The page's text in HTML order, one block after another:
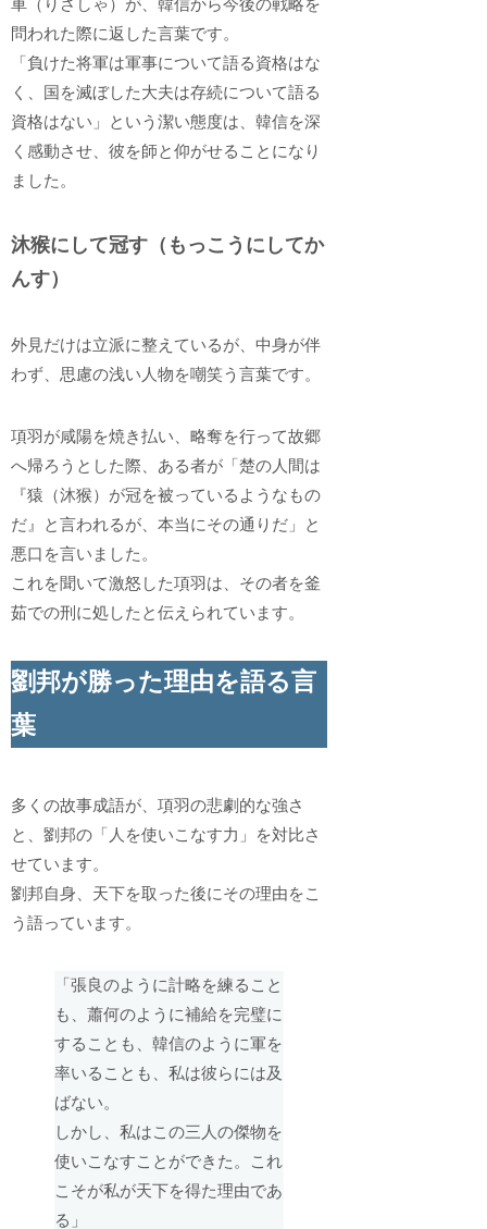
車（りさしゃ）が、韓信から今後の戦略を
問われた際に返した言葉です。
「負けた将軍は軍事について語る資格はな
く、国を滅ぼした大夫は存続について語る
資格はない」という潔い態度は、韓信を深
く感動させ、彼を師と仰がせることになり
ました。
沐猴にして冠す（もっこうにしてか
んす）
外見だけは立派に整えているが、中身が伴
わず、思慮の浅い人物を嘲笑う言葉です。
項羽が咸陽を焼き払い、略奪を行って故郷
へ帰ろうとした際、ある者が「楚の人間は
『猿（沐猴）が冠を被っているようなもの
だ』と言われるが、本当にその通りだ」と
悪口を言いました。
これを聞いて激怒した項羽は、その者を釜
茹での刑に処したと伝えられています。
劉邦が勝った理由を語る言
葉
多くの故事成語が、項羽の悲劇的な強さ
と、劉邦の「人を使いこなす力」を対比さ
せています。
劉邦自身、天下を取った後にその理由をこ
う語っています。
「張良のように計略を練ること
も、蕭何のように補給を完璧に
することも、韓信のように軍を
率いることも、私は彼らには及
ばない。
しかし、私はこの三人の傑物を
使いこなすことができた。これ
こそが私が天下を得た理由であ
る」